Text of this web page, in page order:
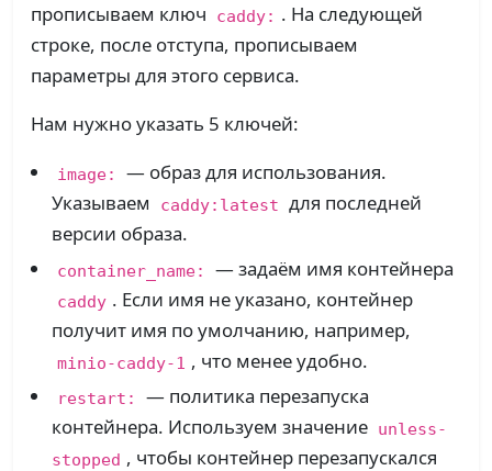
прописываем ключ
caddy: . На следующей
строке, после отступа, прописываем
параметры для этого сервиса.
Нам нужно указать 5 ключей:
image:
— образ для использования.
Указываем
caddy:latest для последней
версии образа.
container_name: — задаём имя контейнера
caddy . Если имя не указано, контейнер
получит имя по умолчанию, например,
minio-caddy-1 , что менее удобно.
restart:
— политика перезапуска
контейнера. Используем значение unless-
stopped , чтобы контейнер перезапускался